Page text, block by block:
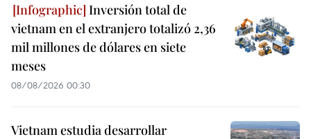
Inversión total de
vietnam en el extranjero totalizó 2,36
mil millones de dólares en siete
meses
08/08/2026 00:30
Vietnam estudia desarrollar